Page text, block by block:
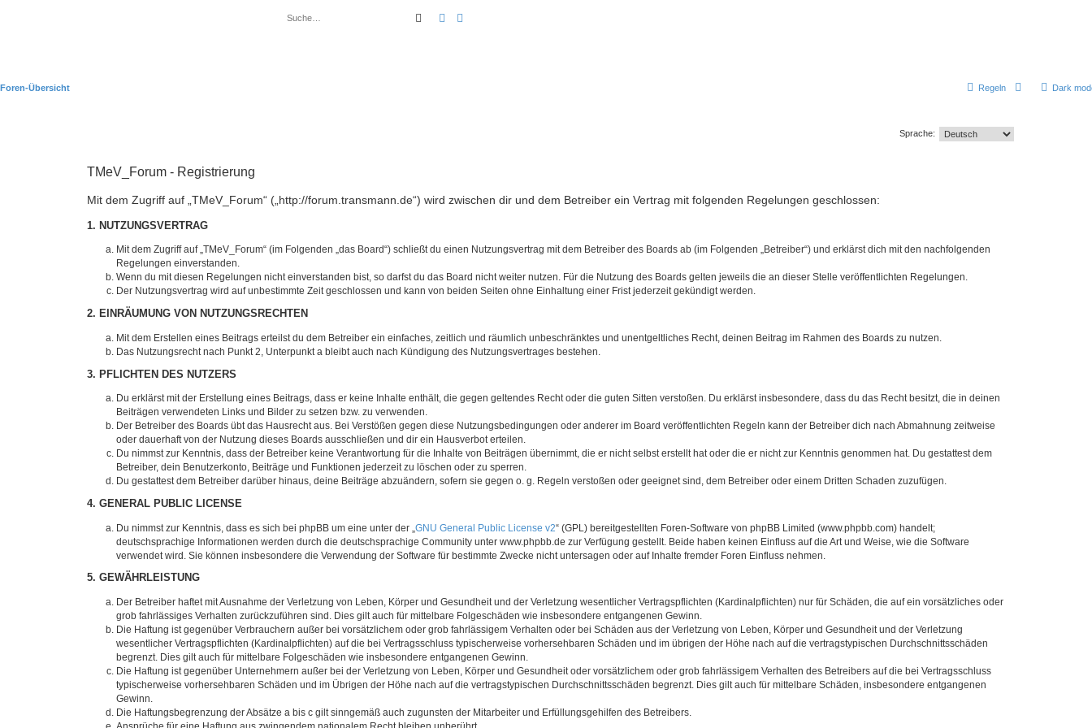
Suche Erweiterte Suche
Dark
Regeln
Foren-Übersicht
Sprache:
TMeV_Forum - Registrierung
Mit dem Zugriff auf „TMeV_Forum“ („http://forum.transmann.de“) wird zwischen dir und dem Betreiber ein Vertrag mit folgenden Regelungen geschlossen:
1. NUTZUNGSVERTRAG
Mit dem Zugriff auf „TMeV_Forum“ (im Folgenden „das Board“) schließt du einen Nutzungsvertrag mit dem Betreiber des Boards ab (im Folgenden „Betreiber“) und erklärst dich mit den nachfolgenden
Regelungen einverstanden.
Wenn du mit diesen Regelungen nicht einverstanden bist, so darfst du das Board nicht weiter nutzen. Für die Nutzung des Boards gelten jeweils die an dieser Stelle veröffentlichten Regelungen.
Der Nutzungsvertrag wird auf unbestimmte Zeit geschlossen und kann von beiden Seiten ohne Einhaltung einer Frist jederzeit gekündigt werden.
2. EINRÄUMUNG VON NUTZUNGSRECHTEN
Mit dem Erstellen eines Beitrags erteilst du dem Betreiber ein einfaches, zeitlich und räumlich unbeschränktes und unentgeltliches Recht, deinen Beitrag im Rahmen des Boards zu nutzen.
Das Nutzungsrecht nach Punkt 2, Unterpunkt a bleibt auch nach Kündigung des Nutzungsvertrages bestehen.
3. PFLICHTEN DES NUTZERS
Du erklärst mit der Erstellung eines Beitrags, dass er keine Inhalte enthält, die gegen geltendes Recht oder die guten Sitten verstoßen. Du erklärst insbesondere, dass du das Recht besitzt, die in deinen
Beiträgen verwendeten Links und Bilder zu setzen bzw. zu verwenden.
Der Betreiber des Boards übt das Hausrecht aus. Bei Verstößen gegen diese Nutzungsbedingungen oder anderer im Board veröffentlichten Regeln kann der Betreiber dich nach Abmahnung zeitweise
oder dauerhaft von der Nutzung dieses Boards ausschließen und dir ein Hausverbot erteilen.
Du nimmst zur Kenntnis, dass der Betreiber keine Verantwortung für die Inhalte von Beiträgen übernimmt, die er nicht selbst erstellt hat oder die er nicht zur Kenntnis genommen hat. Du gestattest dem
Betreiber, dein Benutzerkonto, Beiträge und Funktionen jederzeit zu löschen oder zu sperren.
Du gestattest dem Betreiber darüber hinaus, deine Beiträge abzuändern, sofern sie gegen o. g. Regeln verstoßen oder geeignet sind, dem Betreiber oder einem Dritten Schaden zuzufügen.
4. GENERAL PUBLIC LICENSE
Du nimmst zur Kenntnis, dass es sich bei phpBB um eine unter der „ GNU General Public License v2“ (GPL) bereitgestellten Foren-Software von phpBB Limited (www.phpbb.com) handelt;
deutschsprachige Informationen werden durch die deutschsprachige Community unter www.phpbb.de zur Verfügung gestellt. Beide haben keinen Einfluss auf die Art und Weise, wie die Software
verwendet wird. Sie können insbesondere die Verwendung der Software für bestimmte Zwecke nicht untersagen oder auf Inhalte fremder Foren Einfluss nehmen.
5. GEWÄHRLEISTUNG
Der Betreiber haftet mit Ausnahme der Verletzung von Leben, Körper und Gesundheit und der Verletzung wesentlicher Vertragspflichten (Kardinalpflichten) nur für Schäden, die auf ein vorsätzliches oder
grob fahrlässiges Verhalten zurückzuführen sind. Dies gilt auch für mittelbare Folgeschäden wie insbesondere entgangenen Gewinn.
Die Haftung ist gegenüber Verbrauchern außer bei vorsätzlichem oder grob fahrlässigem Verhalten oder bei Schäden aus der Verletzung von Leben, Körper und Gesundheit und der Verletzung
wesentlicher Vertragspflichten (Kardinalpflichten) auf die bei Vertragsschluss typischerweise vorhersehbaren Schäden und im übrigen der Höhe nach auf die vertragstypischen Durchschnittsschäden
begrenzt. Dies gilt auch für mittelbare Folgeschäden wie insbesondere entgangenen Gewinn.
Die Haftung ist gegenüber Unternehmern außer bei der Verletzung von Leben, Körper und Gesundheit oder vorsätzlichem oder grob fahrlässigem Verhalten des Betreibers auf die bei Vertragsschluss
typischerweise vorhersehbaren Schäden und im Übrigen der Höhe nach auf die vertragstypischen Durchschnittsschäden begrenzt. Dies gilt auch für mittelbare Schäden, insbesondere entgangenen
Gewinn.
Die Haftungsbegrenzung der Absätze a bis c gilt sinngemäß auch zugunsten der Mitarbeiter und Erfüllungsgehilfen des Betreibers.